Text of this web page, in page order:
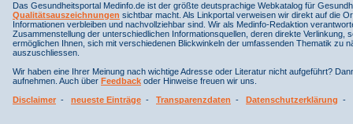
Das Gesundheitsportal Medinfo.de ist der größte deutsprachige Webkatalog für
Qualitätsauszeichnungen sichtbar macht. Als Linkportal verweisen wir direkt auf die
Informationen verbleiben und nachvollziehbar sind. Wir als Medinfo-Redaktion
Zusammenstellung der unterschiedlichen Informationsquellen, deren direkte
ermöglichen Ihnen, sich mit verschiedenen Blickwinkeln der umfassenden Thematik
auszuschliessen.
Wir haben eine Ihrer Meinung nach wichtige Adresse oder Literatur nicht aufgeführt?
aufnehmen. Auch über Feedback oder Hinweise freuen wir uns.
Disclaimer - neueste Einträge - Transparenzdaten - Datenschutzerklärung -